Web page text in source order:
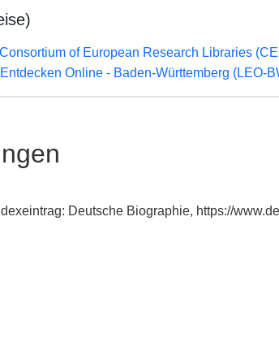
of European Research Libraries
Online - Baden-Württemberg (LEO-
Deutsche Biographie, https://